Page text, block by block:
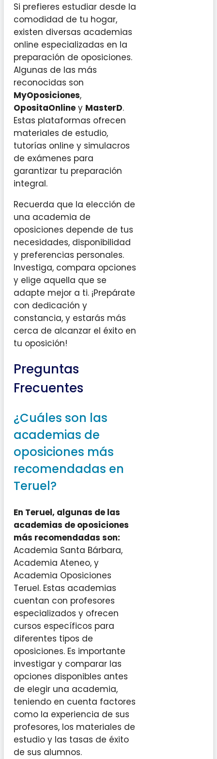
Si prefieres estudiar desde la
comodidad de tu hogar,
existen diversas academias
online especializadas en la
preparación de oposiciones.
Algunas de las más
reconocidas son
MyOposiciones,
OpositaOnline y MasterD.
Estas plataformas ofrecen
materiales de estudio,
tutorías online y simulacros
de exámenes para
garantizar tu preparación
integral.
Recuerda que la elección de
una academia de
oposiciones depende de tus
necesidades, disponibilidad
y preferencias personales.
Investiga, compara opciones
y elige aquella que se
adapte mejor a ti. ¡Prepárate
con dedicación y
constancia, y estarás más
cerca de alcanzar el éxito en
tu oposición!
Preguntas
Frecuentes
¿Cuáles son las
academias de
oposiciones más
recomendadas en
Teruel?
En Teruel, algunas de las
academias de oposiciones
más recomendadas son:
Academia Santa Bárbara,
Academia Ateneo, y
Academia Oposiciones
Teruel. Estas academias
cuentan con profesores
especializados y ofrecen
cursos específicos para
diferentes tipos de
oposiciones. Es importante
investigar y comparar las
opciones disponibles antes
de elegir una academia,
teniendo en cuenta factores
como la experiencia de sus
profesores, los materiales de
estudio y las tasas de éxito
de sus alumnos.